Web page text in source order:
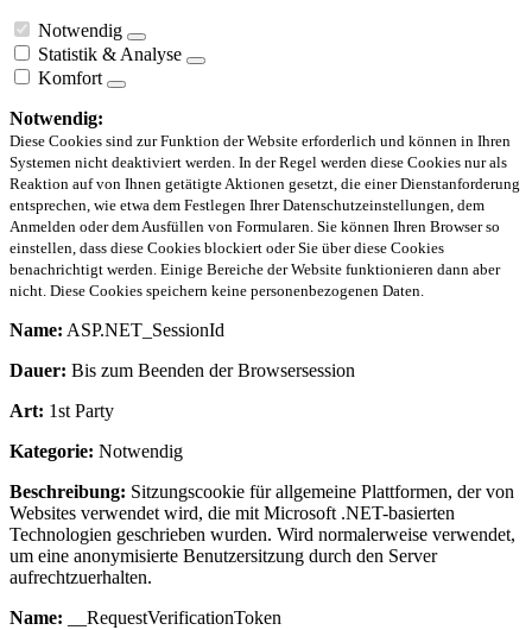
Notwendig
Statistik & Analyse
Komfort
Notwendig:
Diese Cookies sind zur Funktion der Website erforderlich und können in Ihren
Systemen nicht deaktiviert werden. In der Regel werden diese Cookies nur als
Reaktion auf von Ihnen getätigte Aktionen gesetzt, die einer Dienstanforderung
entsprechen, wie etwa dem Festlegen Ihrer Datenschutzeinstellungen, dem
Anmelden oder dem Ausfüllen von Formularen. Sie können Ihren Browser so
einstellen, dass diese Cookies blockiert oder Sie über diese Cookies
benachrichtigt werden. Einige Bereiche der Website funktionieren dann aber
nicht. Diese Cookies speichern keine personenbezogenen Daten.
Name: ASP.NET_SessionId
Dauer: Bis zum Beenden der Browsersession
Art: 1st Party
Kategorie: Notwendig
Beschreibung: Sitzungscookie für allgemeine Plattformen, der von
Websites verwendet wird, die mit Microsoft .NET-basierten
Technologien geschrieben wurden. Wird normalerweise verwendet,
um eine anonymisierte Benutzersitzung durch den Server
aufrechtzuerhalten.
Name: __RequestVerificationToken